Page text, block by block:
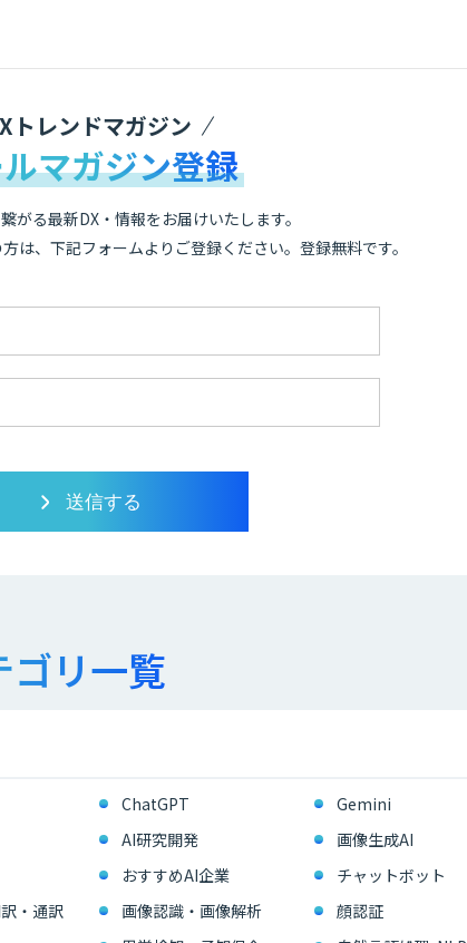
トレンドマガジン
マガジン登録
がる最新DX・情報をお届けいたします。
は、下記フォームよりご登録ください。登録無料です。
リ一覧
ChatGPT
Gemini
AI研究開発
画像生成AI
おすすめAI企業
チャットボット
・通訳
画像認識・画像解析
顔認証